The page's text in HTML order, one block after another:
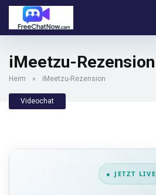
iMeetzu-Rezension
Heim » iMeetzu-Rezension
Videochat
● JETZT LIVE